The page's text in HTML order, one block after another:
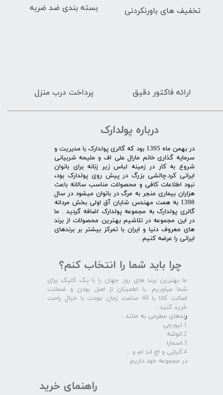
تخفیف های باورنکردنی بسته بندی ضد ضربه
ارائه فاکتور دقیق پرداخت درب منزل
درباره پولدارک
در بهمن ماه 1395 بود که گالری پولدارک با مدیریت و
سرمایه گذاری خانم مارال علی اف و ملیحه شربیانی
شروع به کار در زمینه لباس زیر زنانه برای بانوان
ایرانی کرد.چالشی بزرگ در پیش روی پولدارک بود،
نبود اطلاعات کافی و محصولات مناسب سالانه باعث
هزاران بیماری منجر به مرگ در بانوان میشود در سال
1398 به همت مهندس شایان آق اولی بخش مردانه
گالری پولدارک به مجموعه پولدارک اضافه گردید . ما
در این مجموعه در تلاشیم بهترین محصولات از برند
های معروف دنیا و ایران با تمرکز بیشتر بر برندهای
ایرانی را عرضه کنیم .​​​​​​​
راهنمای خرید
چرا باید شما را انتخاب کنم؟
ما بهترین برند های روز جهان را با یک کلیک برای
شما میاوریم .با اطمینان از اصل بودن و ضمانت
اصالت کالا با 48 ساعت زمان عودت با خیال راحت
خرید کنید :
رندهای مطرحی به مانند :
1.لیورجی
2.انوشه
3.اسمارا
4.کیابی و اچ اند ام و ...
در مجموعه خود داریم .​​​​​​​